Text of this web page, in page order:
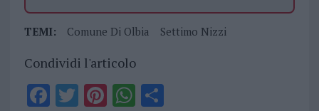
TEMI: Comune Di Olbia Settimo Nizzi
Condividi l'articolo
F T PiWS